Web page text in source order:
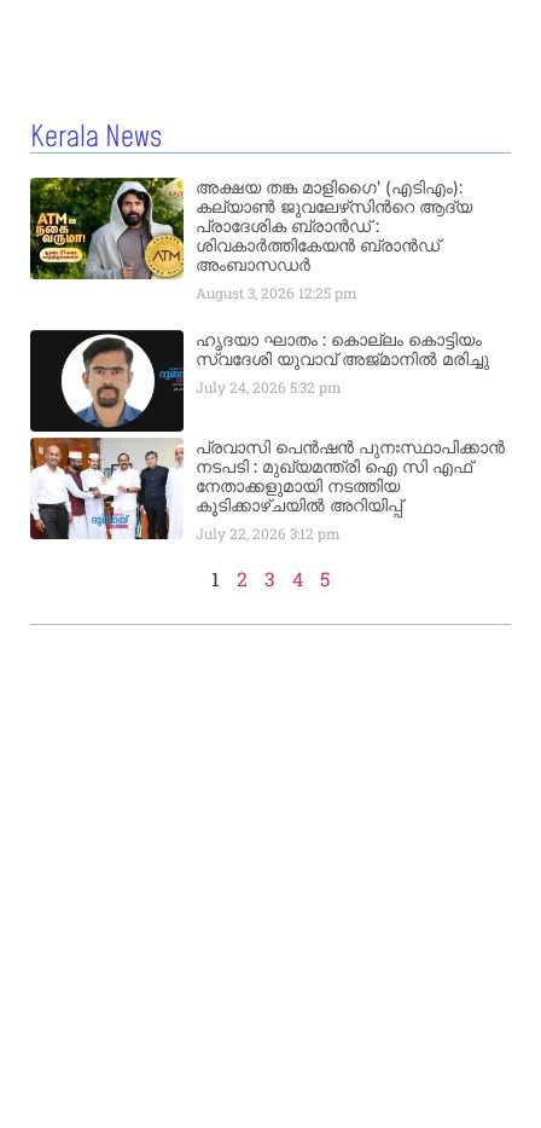
Kerala News
അക്ഷയ തങ്ക മാളിഗൈ’ (എടിഎം):
കല്യാണ്‍ ജുവലേഴ്‌സിന്‍റെ ആദ്യ
പ്രാദേശിക ബ്രാന്‍ഡ് :
ശിവകാര്‍ത്തികേയന്‍ ബ്രാന്‍ഡ്
അംബാസഡര്‍
August 3, 2026 12:25 pm
ഹൃദയാ ഘാതം : കൊല്ലം കൊട്ടിയം
സ്വദേശി യുവാവ് അജ്മാനിൽ മരിച്ചു
July 24, 20265:32 pm
പ്രവാസി പെൻഷൻ പുനഃസ്ഥാപിക്കാൻ
നടപടി : മുഖ്യമന്ത്രി ഐ സി എഫ്
നേതാക്കളുമായി നടത്തിയ
കൂടിക്കാഴ്ചയിൽ അറിയിപ്പ്
July 22, 20263:12 pm
1 2 3 4 5